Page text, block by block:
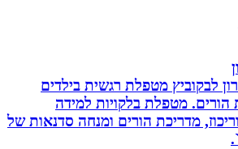
לבקוביץ מטפלת רגשית בילדים
מטפלת בלקויות למידה
מדריכת הורים ומנחה סדנאות של